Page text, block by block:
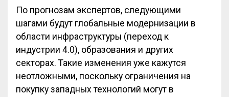
По прогнозам экспертов, следующими
шагами будут глобальные модернизации в
области инфраструктуры (переход к
индустрии 4.0), образования и других
секторах. Такие изменения уже кажутся
неотложными, поскольку ограничения на
покупку западных технологий могут в